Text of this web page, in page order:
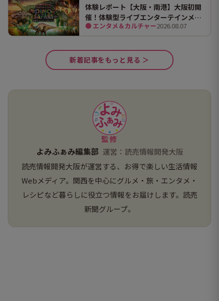
体験レポート【大阪・南港】大阪初開
催！体験型ライブエンターテインメン
ト「DINO SAFARI（ディノ サファリ）
2026」で、大迫力の恐竜の世界を体験
してきました。
● エンタメ＆カルチャー2026.08.07
新着記事をもっと見る ＞
監修
よみふぁみ編集部 運営：読売情報開発大阪
読売情報開発大阪が運営する、お得で楽しい生活情報
Webメディア。関西を中心にグルメ・旅・エンタメ・
レシピなど暮らしに役立つ情報をお届けします。読売
新聞グループ。